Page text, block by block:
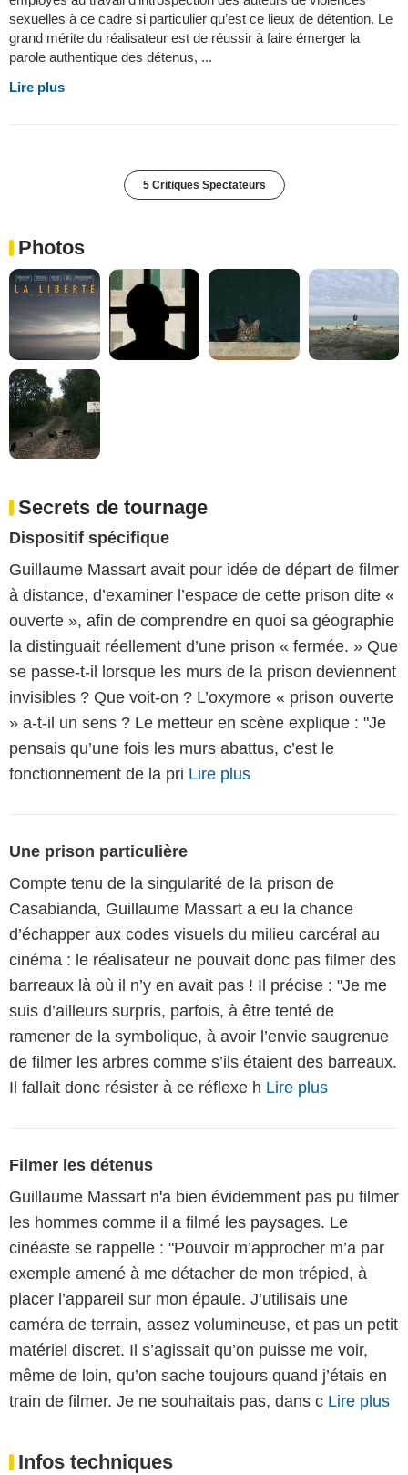
sexuelles à ce cadre si particulier qu’est ce lieux de détention. Le
grand mérite du réalisateur est de réussir à faire émerger la
parole authentique des détenus, ...
Lire plus
5 Critiques Spectateurs
Photos
Secrets de tournage
Dispositif spécifique
Guillaume Massart avait pour idée de départ de filmer
à distance, d’examiner l’espace de cette prison dite «
ouverte », afin de comprendre en quoi sa géographie
la distinguait réellement d’une prison « fermée. » Que
se passe-t-il lorsque les murs de la prison deviennent
invisibles ? Que voit-on ? L’oxymore « prison ouverte
» a-t-il un sens ? Le metteur en scène explique : "Je
pensais qu’une fois les murs abattus, c’est le
fonctionnement de la pri Lire plus
Une prison particulière
Compte tenu de la singularité de la prison de
Casabianda, Guillaume Massart a eu la chance
d’échapper aux codes visuels du milieu carcéral au
cinéma : le réalisateur ne pouvait donc pas filmer des
barreaux là où il n’y en avait pas ! Il précise : "Je me
suis d’ailleurs surpris, parfois, à être tenté de
ramener de la symbolique, à avoir l’envie saugrenue
de filmer les arbres comme s’ils étaient des barreaux.
Il fallait donc résister à ce réflexe h Lire plus
Filmer les détenus
Guillaume Massart n'a bien évidemment pas pu filmer
les hommes comme il a filmé les paysages. Le
cinéaste se rappelle : "Pouvoir m’approcher m’a par
exemple amené à me détacher de mon trépied, à
placer l’appareil sur mon épaule. J’utilisais une
caméra de terrain, assez volumineuse, et pas un petit
matériel discret. Il s’agissait qu’on puisse me voir,
même de loin, qu’on sache toujours quand j’étais en
train de filmer. Je ne souhaitais pas, dans c Lire plus
Infos techniques